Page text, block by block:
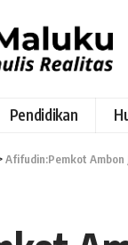
Pendidikan
Afifudin:Pemkot Ambon